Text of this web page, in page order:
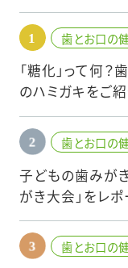
歯とお口の
「糖化」って何
のハミガキをご
歯とお口の
子どもの歯みが
がき大会」をレポ
歯とお口の